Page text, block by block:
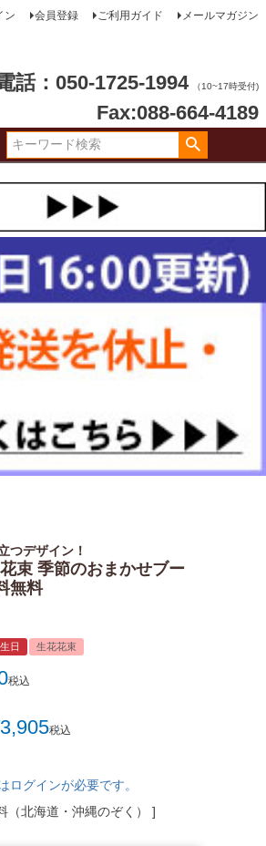
ン 会員登録 ご利用ガイド メールマガジン
話：050-1725-1994 （10~17時受付)
Fax:088-664-4189
つデザイン！
束 季節のおまかせブー
無料
日 生花花束
税込
3,905税込
ログインが必要です。
（北海道・沖縄のぞく）